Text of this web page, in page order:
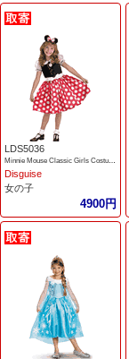
LDS5036
Minnie Mouse Classic Girls Costume
Disguise
女の子
4900円